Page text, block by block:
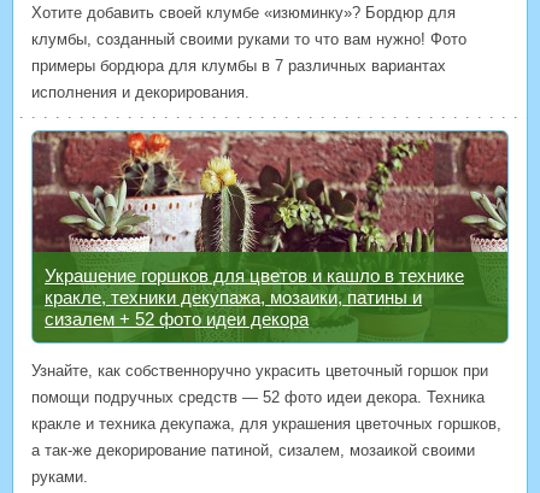
Хотите добавить своей клумбе «изюминку»? Бордюр для
клумбы, созданный своими руками то что вам нужно! Фото
примеры бордюра для клумбы в 7 различных вариантах
исполнения и декорирования.
Украшение горшков для цветов и кашло в технике
кракле, техники декупажа, мозаики, патины и
сизалем + 52 фото идеи декора
Узнайте, как собственноручно украсить цветочный горшок при
помощи подручных средств — 52 фото идеи декора. Техника
кракле и техника декупажа, для украшения цветочных горшков,
а так-же декорирование патиной, сизалем, мозаикой своими
руками.